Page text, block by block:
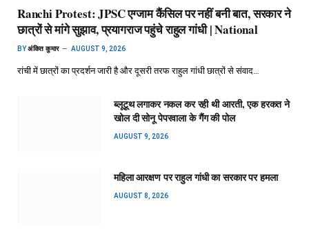
Ranchi Protest: JPSC एग्जाम कैंसिल पर नहीं बनी बात, सरकार ने
छात्रों से मांगे सुझाव, प्रयागराज पहुंचे राहुल गांधी | National
BYअंकित कुमार AUGUST 9, 2026
रांची में छात्रों का प्रदर्शन जारी है और दूसरी तरफ राहुल गांधी छात्रों से संवाद…
ब्लूटूथ लगाकर नकल कर रही थी आरती, एक हरकत ने
खोल दी सोनू पेपरवाला के गैंग की पोल
AUGUST 9, 2026
महिला आरक्षण पर राहुल गांधी का सरकार पर हमला
AUGUST 8, 2026